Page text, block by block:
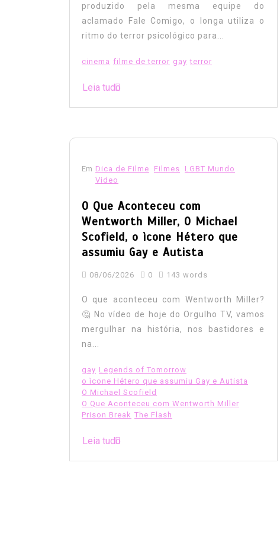
produzido pela mesma equipe do
aclamado Fale Comigo, o longa utiliza o
ritmo do terror psicológico para...
cinema filme de terror gay terror
Leia tudo
Em Dica de Filme Filmes
LGBT Mundo
Video
O Que Aconteceu com
Wentworth Miller, O Michael
Scofield, o ìcone Hétero que
assumiu Gay e Autista
08/06/2026 0 143 words
O que aconteceu com Wentworth Miller?
🤔 No vídeo de hoje do Orgulho TV, vamos
mergulhar na história, nos bastidores e
na...
gay Legends of Tomorrow
o ìcone Hétero que assumiu Gay e Autista
O Michael Scofield
O Que Aconteceu com Wentworth Miller
Prison Break The Flash
Leia tudo